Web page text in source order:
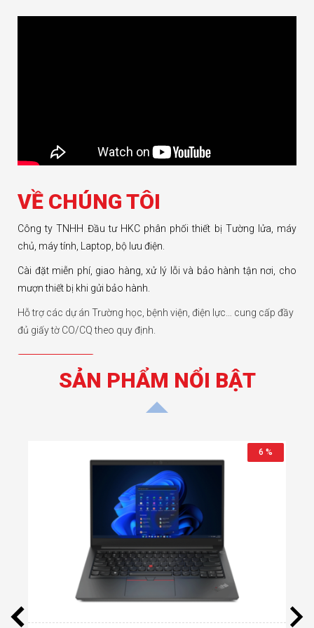
VỀ CHÚNG TÔI
Công ty TNHH Đầu tư HKC phân phối thiết bị Tường lửa, máy
chủ, máy tính, Laptop, bộ lưu điện.
Cài đặt miễn phí, giao hàng, xử lý lỗi và bảo hành tận nơi, cho
mượn thiết bị khi gửi bảo hành.
Hỗ trợ các dự án Trường học, bệnh viện, điện lực… cung cấp đầy
đủ giấy tờ CO/CQ theo quy định.
SẢN PHẨM NỔI BẬT
11 %